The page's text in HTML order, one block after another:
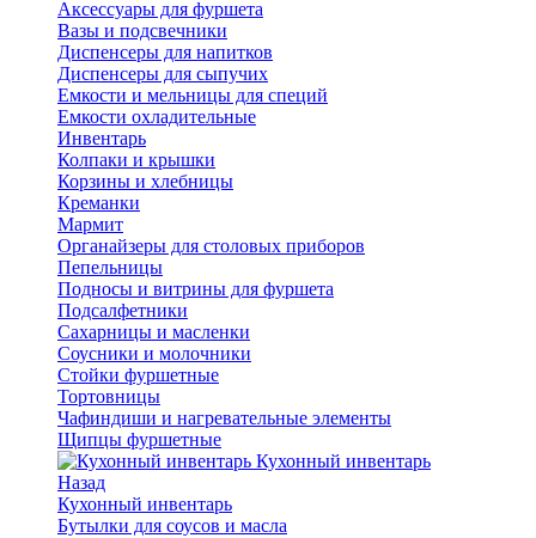
Аксессуары для фуршета
Вазы и подсвечники
Диспенсеры для напитков
Диспенсеры для сыпучих
Емкости и мельницы для специй
Емкости охладительные
Инвентарь
Колпаки и крышки
Корзины и хлебницы
Креманки
Мармит
Органайзеры для столовых приборов
Пепельницы
Подносы и витрины для фуршета
Подсалфетники
Сахарницы и масленки
Соусники и молочники
Стойки фуршетные
Тортовницы
Чафиндиши и нагревательные элементы
Щипцы фуршетные
Кухонный инвентарь
Назад
Кухонный инвентарь
Бутылки для соусов и масла